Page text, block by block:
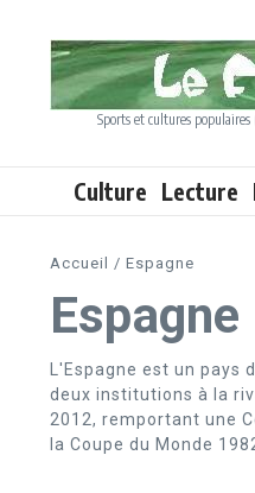
Sports et cultures
Culture Lecture
Accueil / Espagne
Espagne
L'Espagne est un
deux institutions à la
2012, remportant une
la Coupe du Monde